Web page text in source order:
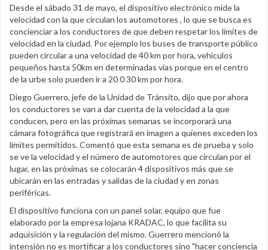
Desde el sábado 31 de mayo, el dispositivo electrónico mide la
velocidad con la que circulan los automotores , lo que se busca es
concienciar a los conductores de que deben respetar los límites de
velocidad en la ciudad. Por ejemplo los buses de transporte público
pueden circular a una velocidad de 40 km por hora, vehículos
pequeños hasta 50km en determinadas vías porque en el centro
de la urbe solo pueden ir a 20 0 30 km por hora.
Diego Guerrero, jefe de la Unidad de Tránsito, dijo que por ahora
los conductores se van a dar cuenta de la velocidad a la que
conducen, pero en las próximas semanas se incorporará una
cámara fotográfica que registrará en imagen a quienes exceden los
límites permitidos. Comentó que esta semana es de prueba y solo
se ve la velocidad y el número de automotores que circulan por el
lugar, en las próximas se colocarán 4 dispositivos más que se
ubicarán en las entradas y salidas de la ciudad y en zonas
periféricas.
El dispositivo funciona con un panel solar, equipo que fue
elaborado por la empresa lojana KRADAC, lo que facilita su
adquisición y la regulación del mismo. Guerrero mencionó la
intensión no es mortificar a los conductores sino "hacer conciencia